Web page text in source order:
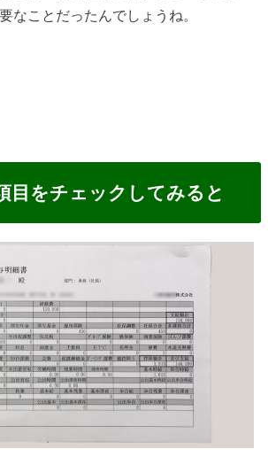
なことだったんでしょうね。
目をチェックしてみると